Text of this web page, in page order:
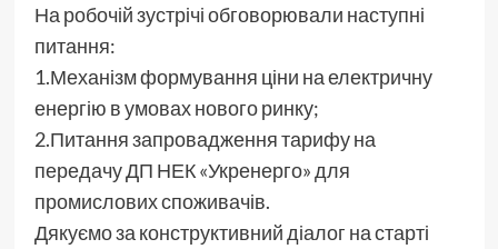
На робочій зустрічі обговорювали наступні
питання:
1.Механізм формування ціни на електричну
енергію в умовах нового ринку;
2.Питання запровадження тарифу на
передачу ДП НЕК «Укренерго» для
промислових споживачів.
Дякуємо за конструктивний діалог на старті